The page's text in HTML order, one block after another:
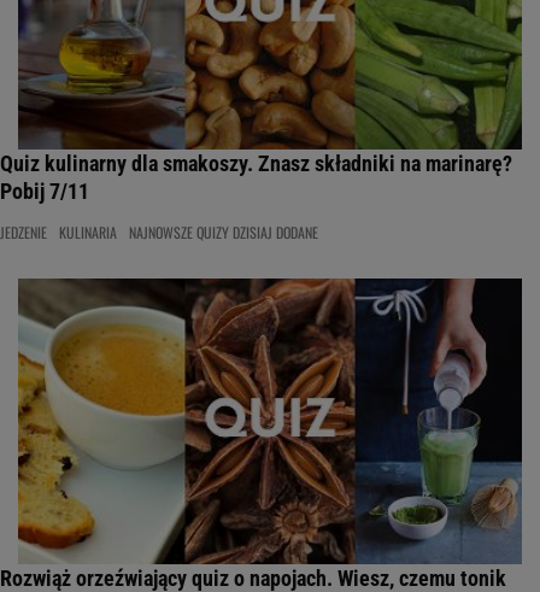
Quiz kulinarny dla smakoszy. Znasz składniki na marinarę?
Pobij 7/11
JEDZENIE KULINARIA NAJNOWSZE QUIZY DZISIAJ DODANE
Rozwiąż orzeźwiający quiz o napojach. Wiesz, czemu tonik